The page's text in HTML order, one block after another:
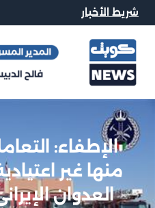
شريط الأخبار
منها غير
العدوان